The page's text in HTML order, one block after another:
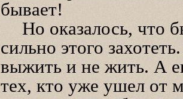
бывает!
Но оказалось, что
сильно этого
выжить и не жить. А
тех, кто уже ушел от